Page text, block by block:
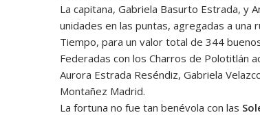
La capitana, Gabriela Basurto Estrada, y
unidades en las puntas, agregadas a
Tiempo, para un valor total de 344
Federadas con los Charros de Polotitlán
Aurora Estrada Reséndiz, Gabriela
Montañez Madrid.
La fortuna no fue tan benévola con las